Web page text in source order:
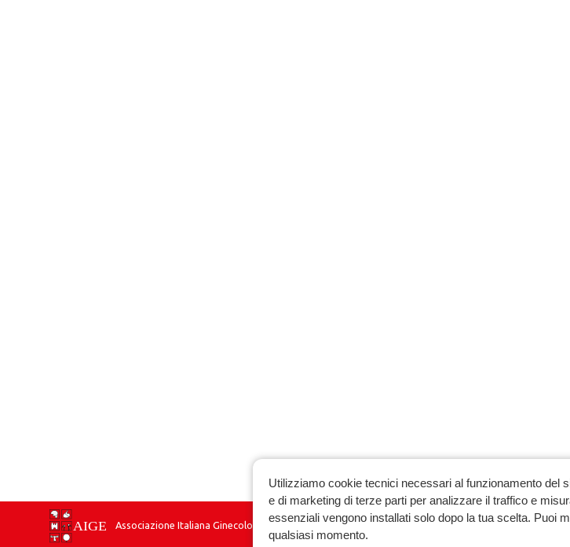
Associazione Italiana Ginecologia Endocrinologica
Utilizziamo cookie tecnici necessari al funzionamento del
e di marketing di terze parti per analizzare il traffico e
essenziali vengono installati solo dopo la tua scelta. Puoi
qualsiasi momento.